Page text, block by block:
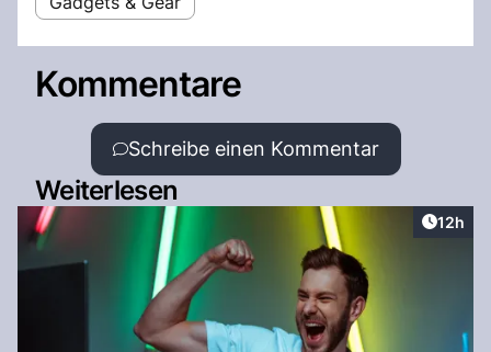
Kommentare
Schreibe einen Kommentar
Weiterlesen
Artikel
12h